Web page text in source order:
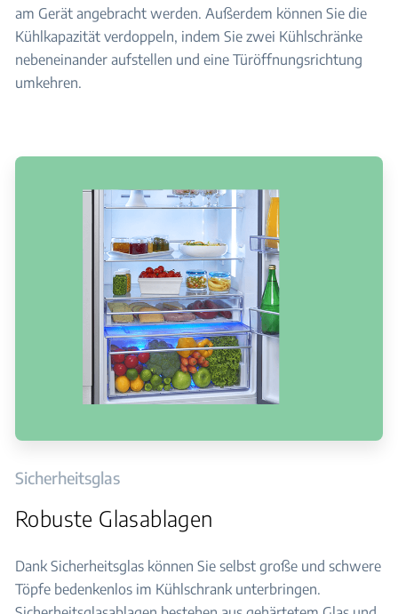
am Gerät angebracht werden. Außerdem können Sie die
Kühlkapazität verdoppeln, indem Sie zwei Kühlschränke
nebeneinander aufstellen und eine Türöffnungsrichtung
umkehren.
Sicherheitsglas
Robuste Glasablagen
Dank Sicherheitsglas können Sie selbst große und schwere
Töpfe bedenkenlos im Kühlschrank unterbringen.